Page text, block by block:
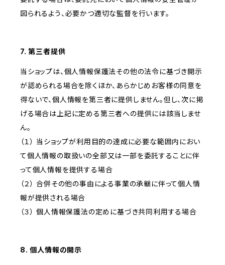
図られるよう、必要かつ適切な監督を行います。
7. 第三者提供
当ショップは、個人情報保護法その他の法令に基づき開示
が認められる場合を除くほか、あらかじめお客様の同意を
得ないで、個人情報を第三者に提供しません。但し、次に掲
げる場合は上記に定める第三者への提供には該当しませ
ん。
（１） 当ショップが利用目的の達成に必要な範囲内におい
て個人情報の取扱いの全部又は一部を委託することに伴
って個人情報を提供する場合
（２） 合併その他の事由による事業の承継に伴って個人情
報が提供される場合
（３） 個人情報保護法の定めに基づき共同利用する場合
8. 個人情報の開示